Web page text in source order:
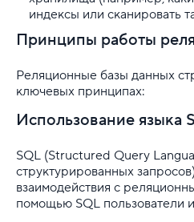
Харденинг: как
Что означает ошибка
Что такое DDoS-атака
Что такое Nginx
индексы или сканировать
Принципы работы
Реляционные базы данных
ключевых принципах:
Использование языка
SQL (Structured Query
структурированных
взаимодействия с
помощью SQL пользователи